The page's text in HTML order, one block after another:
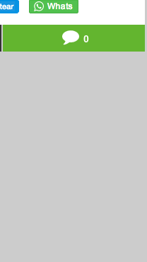
0